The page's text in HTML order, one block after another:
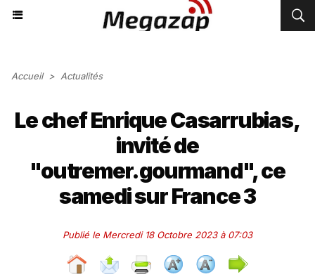
Accueil > Actualités
Le chef Enrique Casarrubias,
invité de
"outremer.gourmand", ce
samedi sur France 3
Publié le Mercredi 18 Octobre 2023 à 07:03